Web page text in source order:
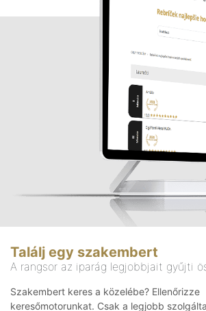
Találj egy szakembert
A rangsor az iparág legjobbjait gyűjti
Szakembert keres a közelébe? Ellenőrizze
keresőmotorunkat. Csak a legjobb